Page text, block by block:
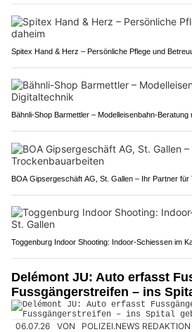
Spitex Hand & Herz – Persönliche Pflege und
Bähnli-Shop Barmettler – Modelleisenbahn-Beratung
BOA Gipsergeschäft AG, St. Gallen – Ihr Partner
Toggenburg Indoor Shooting: Indoor-Schiessen im
Delémont JU: Auto erfasst
Fussgängerstreifen – ins
06.07.26 VON POLIZEI.NEWS REDAKTION